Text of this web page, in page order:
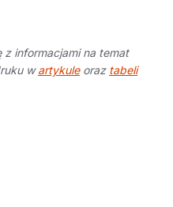
z informacjami na temat
wartykuleoraz tabeli